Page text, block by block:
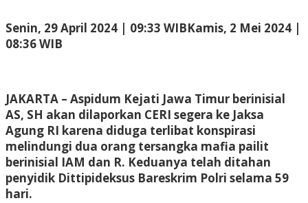
Senin, 29 April 2024 | 09:33 WIBKamis, 2 Mei 2024 |
08:36 WIB
JAKARTA – Aspidum Kejati Jawa Timur berinisial
AS, SH akan dilaporkan CERI segera ke Jaksa
Agung RI karena diduga terlibat konspirasi
melindungi dua orang tersangka mafia pailit
berinisial IAM dan R. Keduanya telah ditahan
penyidik Dittipideksus Bareskrim Polri selama 59
hari.